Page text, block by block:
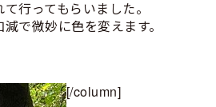
行ってもらいました。
で微妙に色を変えます。
[/column]